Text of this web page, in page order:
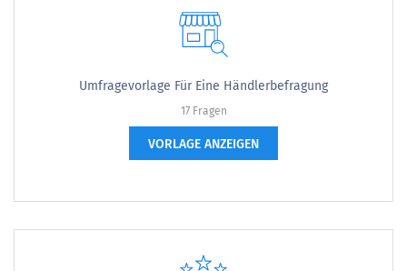
Umfragevorlage Für Eine Händlerbefragung
17 Fragen
VORLAGE ANZEIGEN